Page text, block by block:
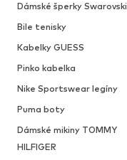
Dámské šperky Swarovski
Bile tenisky
Kabelky GUESS
Pinko kabelka
Nike Sportswear legíny
Puma boty
Dámské mikiny TOMMY
HILFIGER